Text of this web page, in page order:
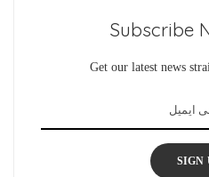
Subscribe
Get our latest news
SIGN